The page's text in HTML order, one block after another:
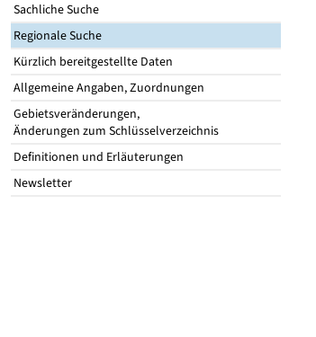
Sachliche Suche
Regionale Suche
Kürzlich bereitgestellte Daten
Allgemeine Angaben, Zuordnungen
Gebietsveränderungen,
Änderungen zum Schlüsselverzeichnis
Definitionen und Erläuterungen
Newsletter